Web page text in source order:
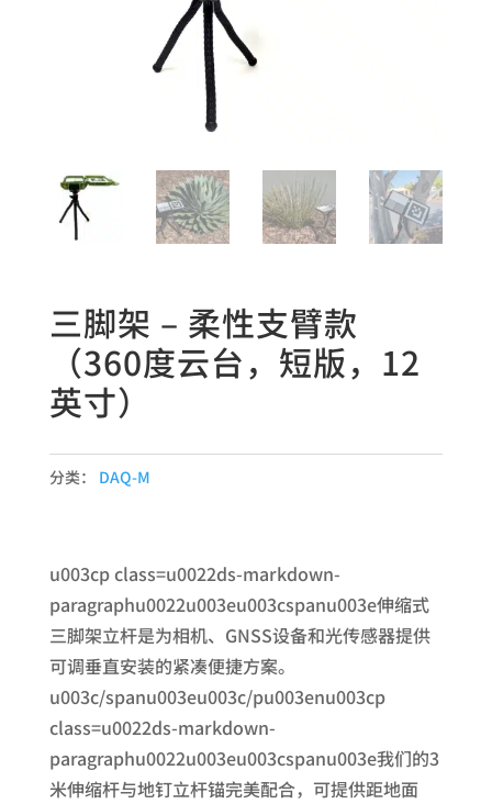
三脚架 – 柔性支臂款
（360度云台，短版，12
英寸）
分类： DAQ-M
u003cp class=u0022ds-markdown-
paragraphu0022u003eu003cspanu003e伸缩式
三脚架立杆是为相机、GNSS设备和光传感器提供
可调垂直安装的紧凑便捷方案。
u003c/spanu003eu003c/pu003enu003cp
class=u0022ds-markdown-
paragraphu0022u003eu003cspanu003e我们的3
米伸缩杆与地钉立杆锚完美配合，可提供距地面